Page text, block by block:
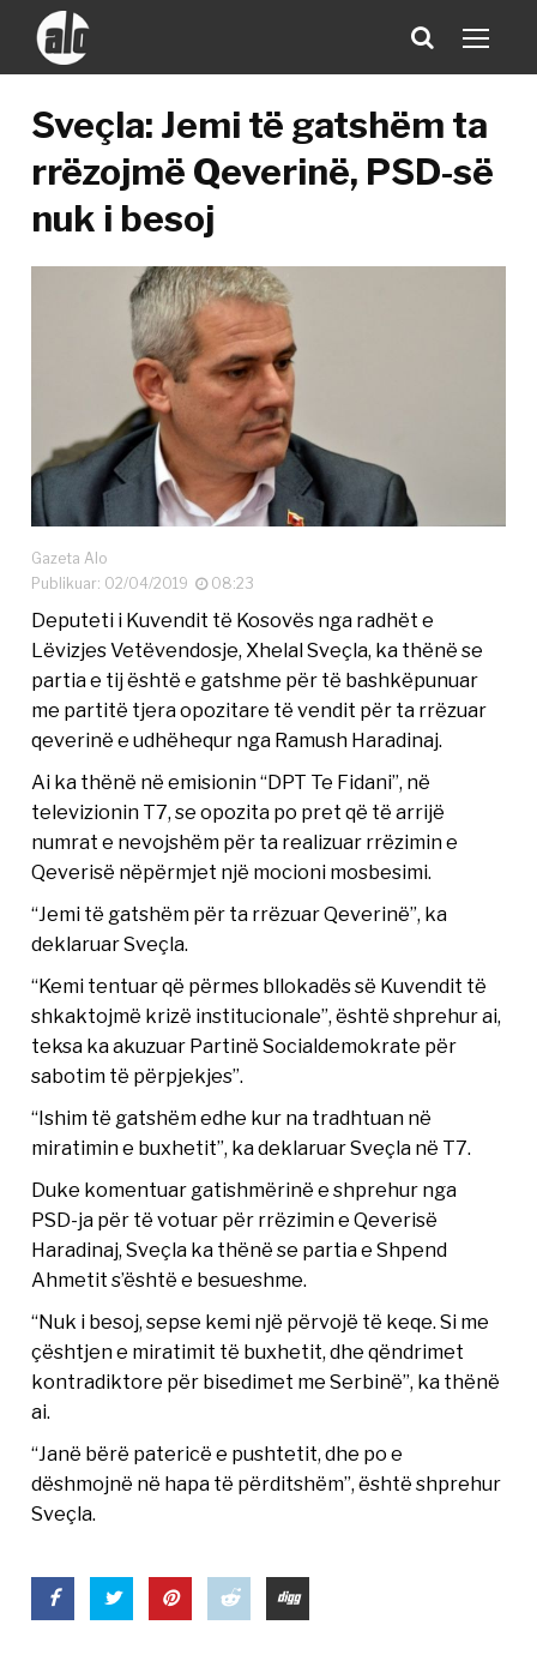
Sveçla: Jemi të gatshëm ta
rrëzojmë Qeverinë, PSD-së
nuk i besoj
Gazeta Alo
Publikuar: 02/04/2019
08:23
Deputeti i Kuvendit të Kosovës nga radhët e
Lëvizjes Vetëvendosje, Xhelal Sveçla, ka thënë se
partia e tij është e gatshme për të bashkëpunuar
me partitë tjera opozitare të vendit për ta rrëzuar
qeverinë e udhëhequr nga Ramush Haradinaj.
Ai ka thënë në emisionin “DPT Te Fidani”, në
televizionin T7, se opozita po pret që të arrijë
numrat e nevojshëm për ta realizuar rrëzimin e
Qeverisë nëpërmjet një mocioni mosbesimi.
“Jemi të gatshëm për ta rrëzuar Qeverinë”, ka
deklaruar Sveçla.
“Kemi tentuar që përmes bllokadës së Kuvendit të
shkaktojmë krizë institucionale”, është shprehur ai,
teksa ka akuzuar Partinë Socialdemokrate për
sabotim të përpjekjes”.
“Ishim të gatshëm edhe kur na tradhtuan në
miratimin e buxhetit”, ka deklaruar Sveçla në T7.
Duke komentuar gatishmërinë e shprehur nga
PSD-ja për të votuar për rrëzimin e Qeverisë
Haradinaj, Sveçla ka thënë se partia e Shpend
Ahmetit s’është e besueshme.
“Nuk i besoj, sepse kemi një përvojë të keqe. Si me
çështjen e miratimit të buxhetit, dhe qëndrimet
kontradiktore për bisedimet me Serbinë”, ka thënë
ai.
“Janë bërë patericë e pushtetit, dhe po e
dëshmojnë në hapa të përditshëm”, është shprehur
Sveçla.